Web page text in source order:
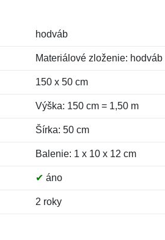
hodváb
Materiálové zloženie: hodváb
150 x 50 cm
Výška: 150 cm = 1,50 m
Šírka: 50 cm
Balenie: 1 x 10 x 12 cm
✔ áno
2 roky